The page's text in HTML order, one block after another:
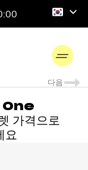
One
가격으로
요
다음